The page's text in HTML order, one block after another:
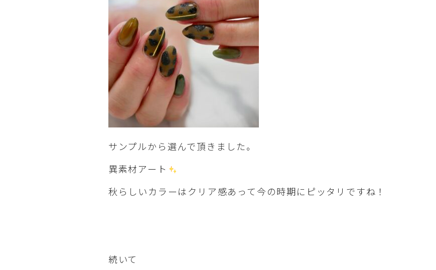
サンプルから選んで頂きました。
異素材アート
秋らしいカラーはクリア感あって今の時期にピッタリですね！
続いて